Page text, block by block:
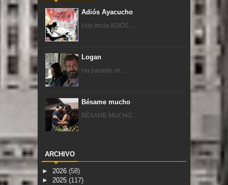
Adiós Ayacucho
Hoy Inicia ADIÓS ...
Logan
Ha pasado un ...
Bésame mucho
BÉSAME MUCHO ...
ARCHIVO
► 2026 (58)
► 2025 (117)